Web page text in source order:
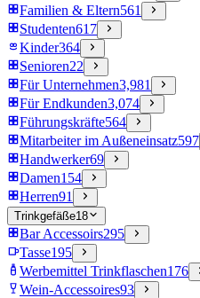
Familien & Eltern561
Studenten617
Kinder364
Senioren22
Für Unternehmen3,981
Für Endkunden3,074
Führungskräfte564
Mitarbeiter im Außeneinsatz597
Handwerker69
Damen154
Herren91
Trinkgefäße18
Bar Accessoirs295
Tasse195
Werbemittel Trinkflaschen176
Wein-Accessoires93